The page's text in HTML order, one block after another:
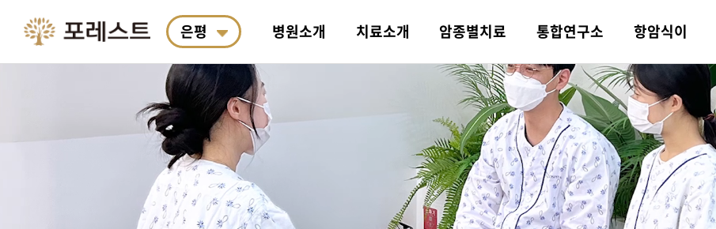
은평 병원소개
포레스트 소개 병원 둘러보기 오시는 길
산책길 코스 근처 상급병원 안내 컨시어지 서비스 포레스트 가맹문의
치료소개
포레스트 면역치료
왜 필요한가요?
의학·한의학
융복합 협진 치료
의학 치료
한의학 치료
도수·물리·재활치
기능의학 검사
암종별치료
악액질 소화기암 비뇨기암
두경부암 뇌종양 육종암
통합연구소
통합 연구소 소개 논문·학술활동 일반 한약과의 차이
포레스트 한약 처방
항암식이
항암식이요법 평창 전용 농장
포레스트 항암 약채
선
항암식이연구소 계절별 항암 식재료 포레스트 식단 주간 식단표
진료예약 힐링 컨텐츠 포레스트TV
입원생활 비급여 안내